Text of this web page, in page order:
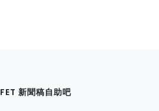
新聞稿自助吧